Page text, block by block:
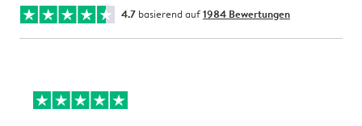
4.7 basierend auf1984 Bewertungen